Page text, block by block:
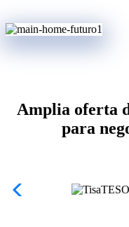
Amplia oferta
para